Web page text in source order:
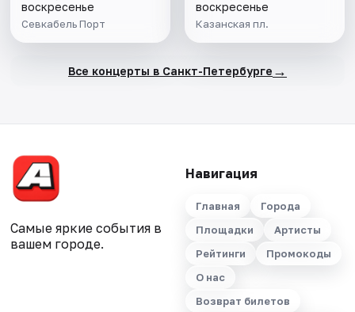
воскресенье
Севкабель Порт
воскресенье
Казанская пл.
Все концерты в Санкт-Петербурге →
Самые яркие события в
вашем городе.
Навигация
Главная
Города
Площадки
Артисты
Рейтинги
Промокоды
О нас
Возврат билетов